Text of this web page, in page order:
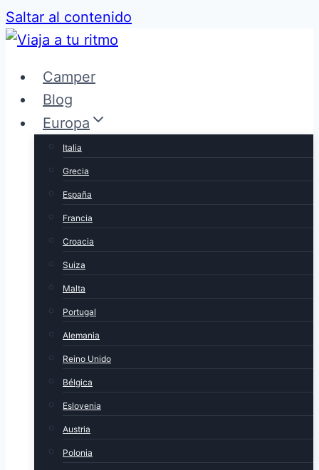
Saltar al contenido
Camper
Blog
Europa
Italia
Grecia
España
Francia
Croacia
Suiza
Malta
Portugal
Alemania
Reino Unido
Bélgica
Eslovenia
Austria
Polonia